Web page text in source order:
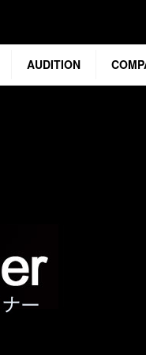
AUDITION